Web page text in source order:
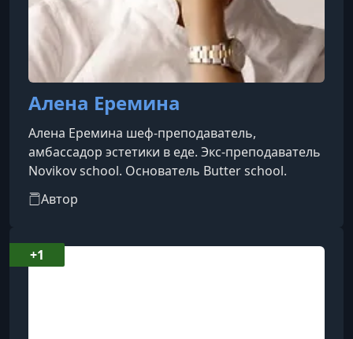
Алена Еремина
Алена Еремина шеф-преподаватель,
амбассадор эстетики в еде. Экс-преподаватель
Novikov school. Основатель Butter school.
Автор
+1